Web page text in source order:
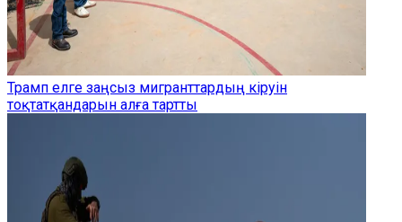
Трамп елге заңсыз мигранттардың кіруін
тоқтатқандарын алға тартты